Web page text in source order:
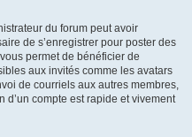
du forum peut avoir
de s’enregistrer pour poster des
permet de bénéficier de
aux invités comme les avatars
de courriels aux autres membres,
d’un compte est rapide et vivement